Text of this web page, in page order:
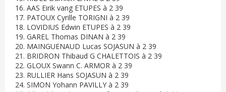
16. AAS Eirik vang ETUPES à 2 39
17. PATOUX Cyrille TORIGNI à 2 39
18. LOVIDIUS Edwin ETUPES à 2 39
19. GAREL Thomas DINAN à 2 39
20. MAINGUENAUD Lucas SOJASUN à 2 39
21. BRIDRON Thibaud G CHALETTOIS à 2 39
22. GLOUX Swann C. ARMOR à 2 39
23. RULLIER Hans SOJASUN à 2 39
24. SIMON Yohann PAVILLY à 2 39